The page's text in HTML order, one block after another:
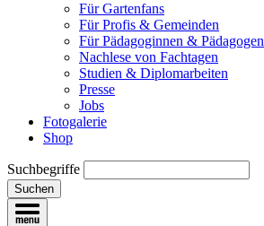
Für Gartenfans
Für Profis & Gemeinden
Für Pädagoginnen & Pädagogen
Nachlese von Fachtagen
Studien & Diplomarbeiten
Presse
Jobs
Fotogalerie
Shop
Suchbegriffe
Suchen